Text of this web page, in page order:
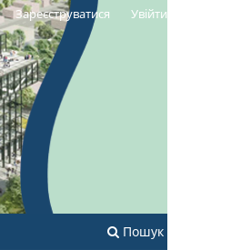
Пошук
Зареєструватися Увійти